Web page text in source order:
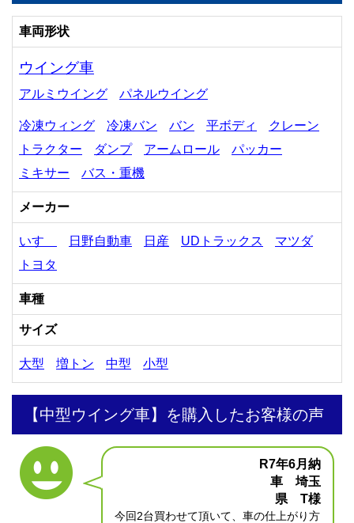
車両形状
ウイング車
アルミウイング パネルウイング
冷凍ウィング 冷凍バン バン 平ボディ
クレーン
トラクター
ダンプ アームロール
パッカー
ミキサー
バス・重機
メーカー
いすゞ 日野自動車 日産 UDトラックス
マツダ
トヨタ
車種
サイズ
大型 増トン 中型 小型
【中型ウイング車】を購入したお客様の声
R7年6月納
車 埼玉
県 T様
今回2台買わせて頂いて、車の仕上がり方